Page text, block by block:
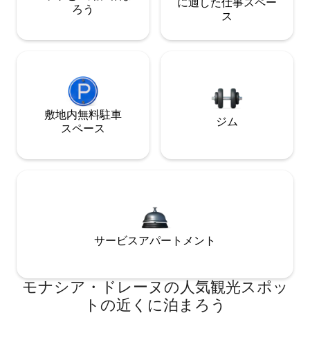
ろう
ス
敷地内無料駐⁠車
ス⁠ペ⁠ー⁠ス
ジム
サービスアパートメント
モナシア・ドレーヌの人気観光スポッ
トの近くに泊まろう